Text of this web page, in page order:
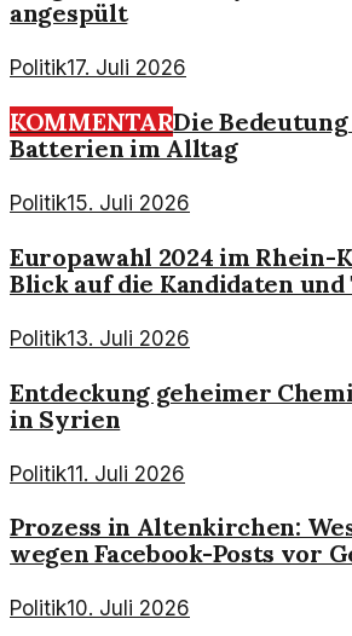
angespült
Politik17. Juli 2026
KOMMENTARDie
Batterien im Alltag
Politik15. Juli 2026
Europawahl 2024 im Rhein-
Blick auf die Kandidaten und
Politik13. Juli 2026
Entdeckung geheimer
in Syrien
Politik11. Juli 2026
Prozess in Altenkirchen:
wegen Facebook-Posts vor
Politik10. Juli 2026